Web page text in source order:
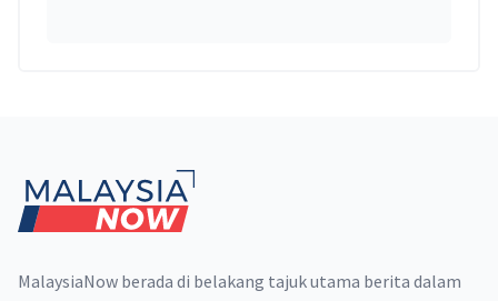
MalaysiaNow berada di belakang tajuk utama berita dalam